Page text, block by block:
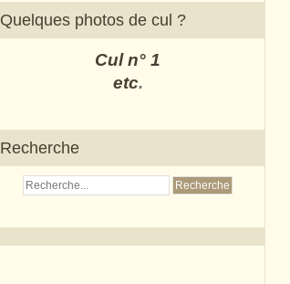
Quelques photos de cul ?
Cul n° 1
etc.
Recherche